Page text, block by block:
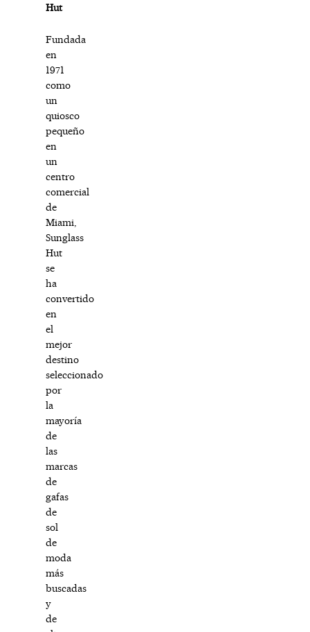
Hut
Fundada
en
1971
como
un
quiosco
pequeño
en
un
centro
comercial
de
Miami,
Sunglass
Hut
se
ha
convertido
en
el
mejor
destino
seleccionado
por
la
mayoría
de
las
marcas
de
gafas
de
sol
de
moda
más
buscadas
y
de